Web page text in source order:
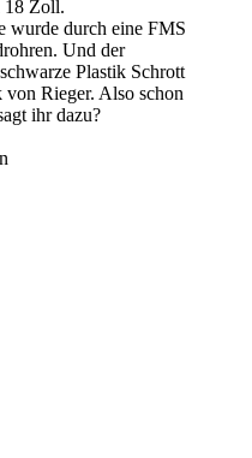
18 Zoll.
wurde durch eine FMS
Und der
Plastik Schrott
Rieger. Also schon
ihr dazu?